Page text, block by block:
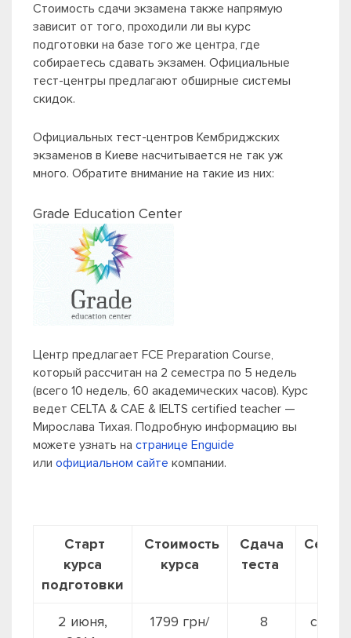
Стоимость сдачи экзамена также напрямую
зависит от того, проходили ли вы курс
подготовки на базе того же центра, где
собираетесь сдавать экзамен. Официальные
тест-центры предлагают обширные системы
скидок.
Официальных тест-центров Кембриджских
экзаменов в Киеве насчитывается не так уж
много. Обратите внимание на такие из них:
Grade Education Center
Центр предлагает FCE Preparation Course,
который рассчитан на 2 семестра по 5 недель
(всего 10 недель, 60 академических часов). Курс
ведет CELTA & CAE & IELTS certified teacher —
Мирослава Тихая. Подробную информацию вы
можете узнать на странице Enguide
или официальном сайте компании.
Старт
курса
подготовки
Стоимость
курса
Сдача
теста
2 июня,
1799 грн/
8